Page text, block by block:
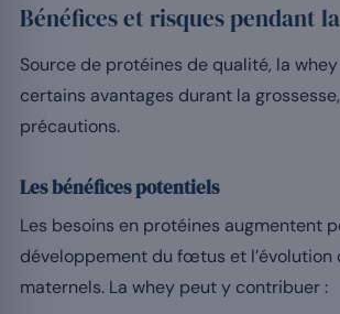
Bénéfices et risques pendant
Source de protéines de qualité, la
certains avantages durant la
précautions.
Les bénéfices potentiels
Les besoins en protéines augmentent
développement du fœtus et l’évolution
maternels. La whey peut y contribuer :